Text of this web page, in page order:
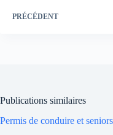
PRÉCÉDENT
Publications similaires
Permis de conduire et